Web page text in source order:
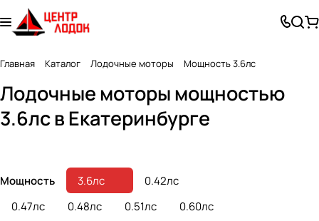
Главная Каталог Лодочные моторы Мощность 3.6лс
Лодочные моторы мощностью
3.6лс в Екатеринбурге
Лодочные
бензиновые моторы
77 товаров
Лодочные
электромоторы
16 товаров
Мощность
0.42лс
0.47лс
0.48лс 0.51лс
0.60лс
3.6лс